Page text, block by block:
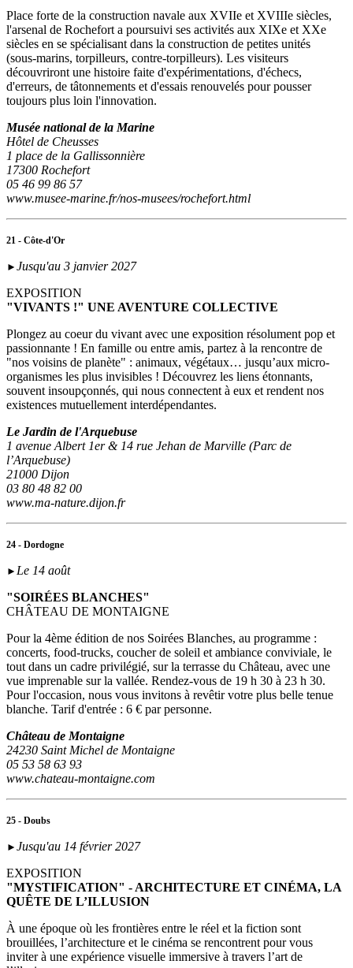
Place forte de la construction navale aux XVIIe et XVIIIe siècles,
l'arsenal de Rochefort a poursuivi ses activités aux XIXe et XXe
siècles en se spécialisant dans la construction de petites unités
(sous‑marins, torpilleurs, contre-torpilleurs). Les visiteurs
découvriront une histoire faite d'expérimentations, d'échecs,
d'erreurs, de tâtonnements et d'essais renouvelés pour pousser
toujours plus loin l'innovation.
Musée national de la Marine
Hôtel de Cheusses
1 place de la Gallissonnière
17300 Rochefort
05 46 99 86 57
www.musee-marine.fr/nos-musees/rochefort.html
21 - Côte-d'Or
► Jusqu'au 3 janvier 2027
EXPOSITION
"VIVANTS !" UNE AVENTURE COLLECTIVE
Plongez au coeur du vivant avec une exposition résolument pop et
passionnante ! En famille ou entre amis, partez à la rencontre de
"nos voisins de planète" : animaux, végétaux… jusqu’aux micro-
organismes les plus invisibles ! Découvrez les liens étonnants,
souvent insoupçonnés, qui nous connectent à eux et rendent nos
existences mutuellement interdépendantes.
Le Jardin de l'Arquebuse
1 avenue Albert 1er & 14 rue Jehan de Marville (Parc de
l’Arquebuse)
21000 Dijon
03 80 48 82 00
www.ma-nature.dijon.fr
24 - Dordogne
► Le 14 août
"SOIRÉES BLANCHES"
CHÂTEAU DE MONTAIGNE
Pour la 4ème édition de nos Soirées Blanches, au programme :
concerts, food-trucks, coucher de soleil et ambiance conviviale, le
tout dans un cadre privilégié, sur la terrasse du Château, avec une
vue imprenable sur la vallée. Rendez-vous de 19 h 30 à 23 h 30.
Pour l'occasion, nous vous invitons à revêtir votre plus belle tenue
blanche. Tarif d'entrée : 6 € par personne.
Château de Montaigne
24230 Saint Michel de Montaigne
05 53 58 63 93
www.chateau-montaigne.com
25 - Doubs
► Jusqu'au 14 février 2027
EXPOSITION
"MYSTIFICATION" - ARCHITECTURE ET CINÉMA, LA
QUÊTE DE L’ILLUSION
À une époque où les frontières entre le réel et la fiction sont
brouillées, l’architecture et le cinéma se rencontrent pour vous
inviter à une expérience visuelle immersive à travers l’art de